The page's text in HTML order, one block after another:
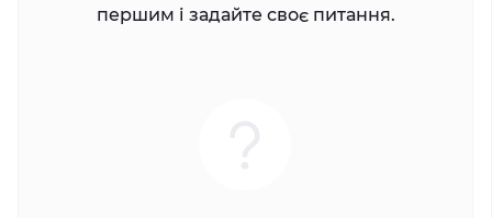
першим і задайте своє питання.